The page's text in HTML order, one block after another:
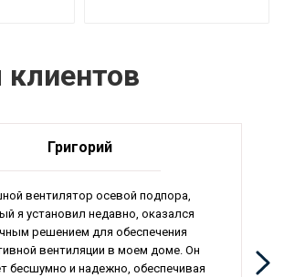
Григорий
вентилятор осевой подпора,
я установил недавно, оказался
решением для обеспечения
вентиляции в моем доме. Он
бесшумно и надежно, обеспечивая